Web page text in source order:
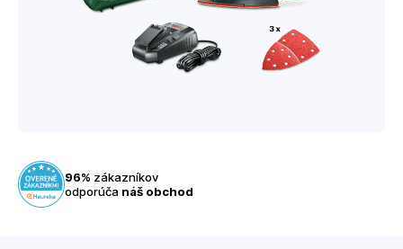
96% zákazníkov
odporúča náš obchod